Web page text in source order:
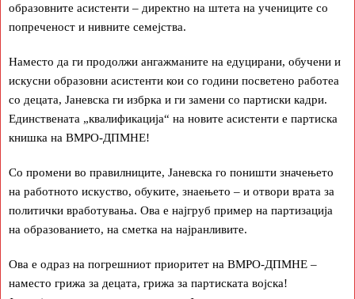
образовните асистенти – директно на штета на учениците со
попреченост и нивните семејства.
Наместо да ги продолжи ангажманите на едуцирани, обучени и
искусни образовни асистенти кои со години посветено работеа
со децата, Јаневска ги избрка и ги замени со партиски кадри.
Единствената „квалификација“ на новите асистенти е партиска
книшка на ВМРО-ДПМНЕ!
Со промени во правилниците, Јаневска го поништи значењето
на работното искуство, обуките, знаењето – и отвори врата за
политички вработувања. Ова е најгруб пример на партизација
на образованието, на сметка на најранливите.
Ова е одраз на погрешниот приоритет на ВМРО-ДПМНЕ –
наместо грижа за децата, грижа за партиската војска!